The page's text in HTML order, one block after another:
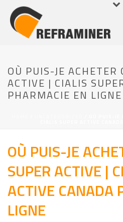
OÙ PUIS-JE ACHETER
ACTIVE | CIALIS
PHARMACIE EN LIGNE
OÙ PUIS-JE
SUPER ACTIVE |
ACTIVE CANADA
LIGNE